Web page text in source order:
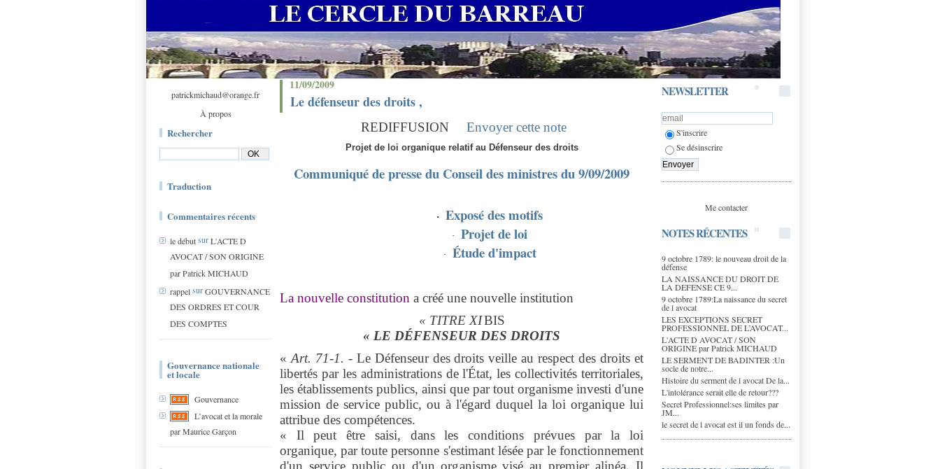
patrickmichaud@orange.fr
À propos
Rechercher
Traduction
Commentaires récents
le débutsurL'ACTE D
AVOCAT / SON ORIGINE
par Patrick MICHAUD
rappelsurGOUVERNANCE
DES ORDRES ET COUR
DES COMPTES
Gouvernance nationale
et locale
Gouvernance
L’avocat et la morale
par Maurice Garçon
NEWSLETTER
S'inscrire
Se désinscrire
Me contacter
NOTES RÉCENTES
9 octobre 1789: le nouveau droit de la
défense
LA NAISSANCE DU DROIT DE
LA DEFENSE CE 9...
9 octobre 1789:La naissance du secret
de l avocat
LES EXCEPTIONS SECRET
PROFESSIONNEL DE L’AVOCAT...
L'ACTE D AVOCAT / SON
ORIGINE par Patrick MICHAUD
LE SERMENT DE BADINTER :Un
socle de notre...
Histoire du serment de l avocat De la...
L'intolérance serait elle de retour???
Secret Professionnel:ses limites par
JM...
le secret de l avocat est il un fonds de...
11/09/2009
Le défenseur des droits ,
REDIFFUSION Envoyer cette note
Projet de loi organique relatif au Défenseur des droits
Communiqué de presse du Conseil des ministres du 9/09/2009
· Exposé des motifs
· Projet de loi
· Étude d'impact
La nouvelle constitution a créé une nouvelle institution
« TITRE XIBIS
« LE DÉFENSEUR DES DROITS
« Art. 71-1. - Le Défenseur des droits veille au respect des droits et
libertés par les administrations de l'État, les collectivités territoriales,
les établissements publics, ainsi que par tout organisme investi d'une
mission de service public, ou à l'égard duquel la loi organique lui
attribue des compétences.
« Il peut être saisi, dans les conditions prévues par la loi
organique, par toute personne s'estimant lésée par le fonctionnement
d'un service public ou d'un organisme visé au premier alinéa. Il